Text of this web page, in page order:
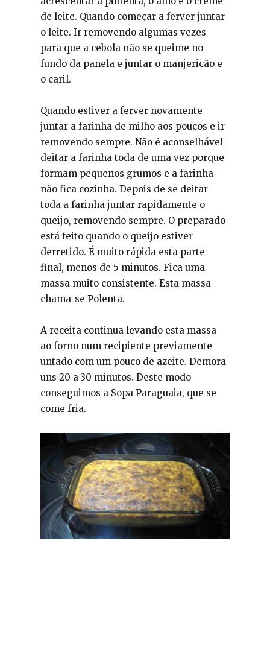
de leite. Quando começar a ferver juntar
o leite. Ir removendo algumas vezes
para que a cebola não se queime no
fundo da panela e juntar o manjericão e
o caril.
Quando estiver a ferver novamente
juntar a farinha de milho aos poucos e ir
removendo sempre. Não é aconselhável
deitar a farinha toda de uma vez porque
formam pequenos grumos e a farinha
não fica cozinha. Depois de se deitar
toda a farinha juntar rapidamente o
queijo, removendo sempre. O preparado
está feito quando o queijo estiver
derretido. É muito rápida esta parte
final, menos de 5 minutos. Fica uma
massa muito consistente. Esta massa
chama-se Polenta.
A receita continua levando esta massa
ao forno num recipiente previamente
untado com um pouco de azeite. Demora
uns 20 a 30 minutos. Deste modo
conseguimos a Sopa Paraguaia, que se
come fria.